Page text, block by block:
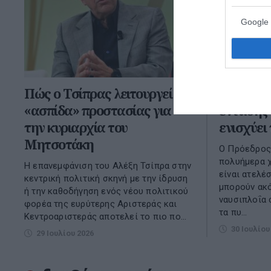
Google
Πώς ο Τσίπρας λειτουργεί ως
«ασπίδα» προστασίας για
την κυριαρχία του
Μητσοτάκη
Η επανεμφάνιση του Αλέξη Τσίπρα στην
κεντρική πολιτική σκηνή με την ίδρυση
ή την καθοδήγηση ενός νέου πολιτικού
φορέα της ευρύτερης Αριστεράς και
Κεντροαριστεράς αποτελεί το πιο πο...
29 Ιουλίου 2026
Η
Ο Πρόεδρος
πολυήμερα
είναι
μπορούν
ναυσιπλοΐα
τα πυ...
30